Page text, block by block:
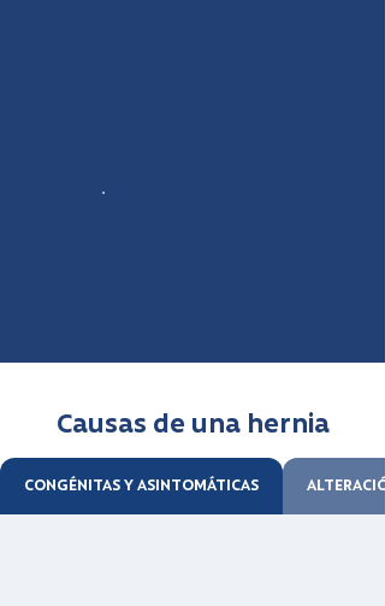
Causas de una hernia
CONGÉNITAS Y ASINTOMÁTICAS